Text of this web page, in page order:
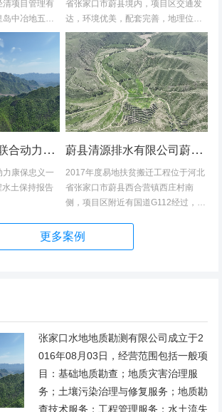
清项目管理有
中冶地五一
位：河北康安
西沟区域村
础设施建设
省张家口市蔚县境内，项目区交通发
达，环境优美，配套完善，地理位置
优越。项目地理位置图见附图1-1。项
目共建12个易地搬迁安置区，分别位
于白草村乡西户庄村、柏树乡柏树...
冀北张家口国电联合动力康保忠义一期风电220kV送出工程水土保持报告表
力康保忠义一
土保持报告
蔚县清源排水有限公司蔚县2017年度易地扶贫搬迁工程（一期）水土保持方案
2017年度易地扶贫搬迁工程位于河北
省张家口市蔚县西合营镇西庄村南
侧，项目区附近有国道G112经过，交
位置优越。项目地理位置图见附图1。
项目总占地面积14.82hm2,...
更多案例
张家口水地地质勘测有限公司成立于2
016年08月03日，经营范围包括一般项
目：基础地质勘查；地质灾害治理服
务；土壤污染治理与修复服务；地质勘
查技术服务；工程管理服务；水土流失